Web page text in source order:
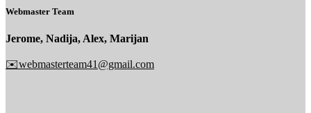
Webmaster Team
Jerome, Nadija, Alex, Marijan
✉️webmasterteam41@gmail.com